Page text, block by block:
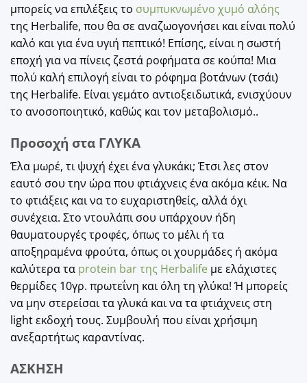
μπορείς να επιλέξεις το συμπυκνωμένο χυμό αλόης
της Herbalife, που θα σε αναζωογονήσει και είναι πολύ
καλό και για ένα υγιή πεπτικό! Επίσης, είναι η σωστή
εποχή για να πίνεις ζεστά ροφήματα σε κούπα! Μια
πολύ καλή επιλογή είναι το ρόφημα βοτάνων (τσάι)
της Herbalife. Είναι γεμάτο αντιοξειδωτικά, ενισχύουν
το ανοσοποιητικό, καθώς και τον μεταβολισμό..
Προσοχή στα ΓΛΥΚΑ
Έλα μωρέ, τι ψυχή έχει ένα γλυκάκι; Έτσι λες στον
εαυτό σου την ώρα που φτιάχνεις ένα ακόμα κέικ. Να
το φτιάξεις και να το ευχαριστηθείς, αλλά όχι
συνέχεια. Στο ντουλάπι σου υπάρχουν ήδη
θαυματουργές τροφές, όπως το μέλι ή τα
αποξηραμένα φρούτα, όπως οι χουρμάδες ή ακόμα
καλύτερα τα protein bar της Herbalife με ελάχιστες
θερμίδες 10γρ. πρωτεΐνη και όλη τη γλύκα! Ή μπορείς
να μην στερείσαι τα γλυκά και να τα φτιάχνεις στη
light εκδοχή τους. Συμβουλή που είναι χρήσιμη
ανεξαρτήτως καραντίνας.
ΑΣΚΗΣΗ